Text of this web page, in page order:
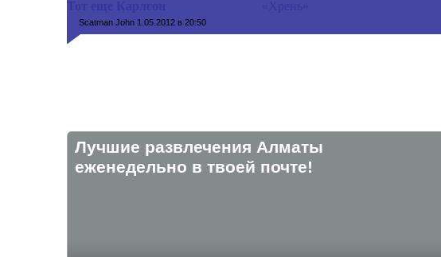
Scatman John1.05.2012 в 20:50
Лучшие развлечения Алматы
eженедельно в твоей почте!